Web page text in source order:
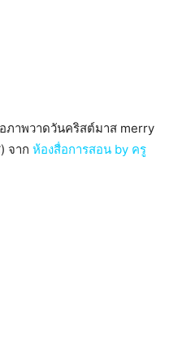
ภาพวาดวันคริสต์มาส merry
จาก ห้องสื่อการสอน by ครู